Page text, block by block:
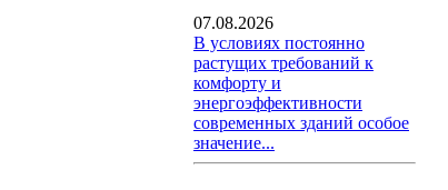
07.08.2026
В условиях постоянно
растущих требований к
комфорту и
энергоэффективности
современных зданий особое
значение...